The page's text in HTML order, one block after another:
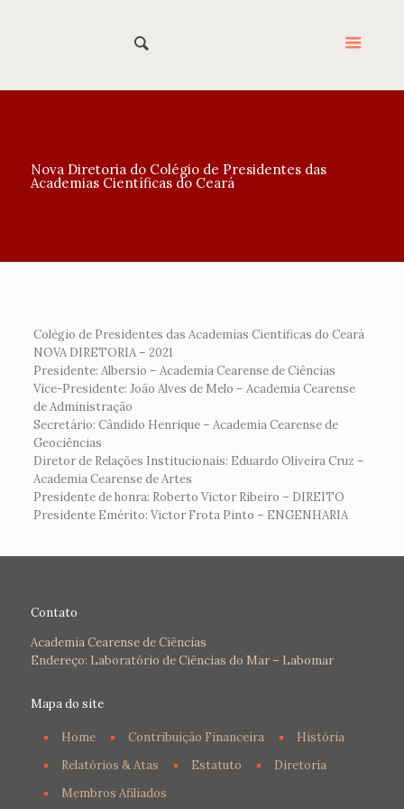
Nova Diretoria do Colégio de Presidentes das
Academias Científicas do Ceará
Colégio de Presidentes das Academias Cientificas do Ceará
NOVA DIRETORIA – 2021
Presidente: Albersio – Academia Cearense de Ciências
Vice-Presidente: João Alves de Melo – Academia Cearense
de Administração
Secretário: Cândido Henrique – Academia Cearense de
Geociências
Diretor de Relações Institucionais: Eduardo Oliveira Cruz –
Academia Cearense de Artes
Presidente de honra: Roberto Victor Ribeiro – DIREITO
Presidente Emérito: Victor Frota Pinto – ENGENHARIA
Contato
Academia Cearense de Ciências
Endereço: Laboratório de Ciências do Mar – Labomar
Mapa do site
Home Contribuição Financeira
História
Relatórios & Atas
Estatuto
Diretoria
Membros Afiliados